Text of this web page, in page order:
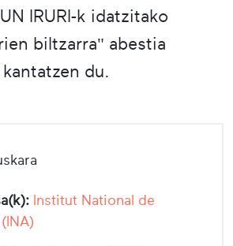
IRURI-k idatzitako
biltzarra" abestia
kantatzen du.
Institut National de